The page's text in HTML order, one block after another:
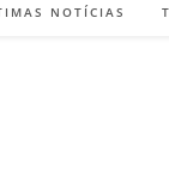
NOTÍCIAS